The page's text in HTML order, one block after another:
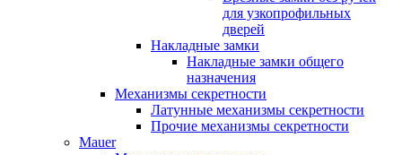
для узкопрофильных
дверей
Накладные замки
Накладные замки общего
назначения
Механизмы секретности
Латунные механизмы секретности
Прочие механизмы секретности
Mauer